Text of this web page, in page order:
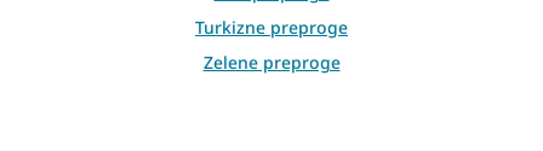
Turkizne preproge
Zelene preproge